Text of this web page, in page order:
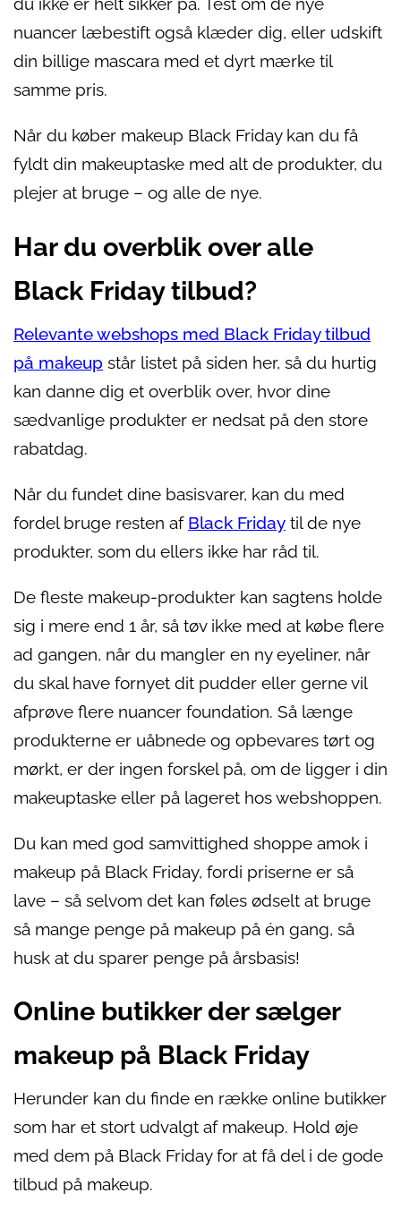
du ikke er helt sikker på. Test om de nye
nuancer læbestift også klæder dig, eller udskift
din billige mascara med et dyrt mærke til
samme pris.
Når du køber makeup Black Friday kan du få
fyldt din makeuptaske med alt de produkter, du
plejer at bruge – og alle de nye.
Har du overblik over alle
Black Friday tilbud?
Relevante webshops med Black Friday tilbud
på makeup står listet på siden her, så du hurtig
kan danne dig et overblik over, hvor dine
sædvanlige produkter er nedsat på den store
rabatdag.
Når du fundet dine basisvarer, kan du med
fordel bruge resten af Black Friday til de nye
produkter, som du ellers ikke har råd til.
De fleste makeup-produkter kan sagtens holde
sig i mere end 1 år, så tøv ikke med at købe flere
ad gangen, når du mangler en ny eyeliner, når
du skal have fornyet dit pudder eller gerne vil
afprøve flere nuancer foundation. Så længe
produkterne er uåbnede og opbevares tørt og
mørkt, er der ingen forskel på, om de ligger i din
makeuptaske eller på lageret hos webshoppen.
Du kan med god samvittighed shoppe amok i
makeup på Black Friday, fordi priserne er så
lave – så selvom det kan føles ødselt at bruge
så mange penge på makeup på én gang, så
husk at du sparer penge på årsbasis!
Online butikker der sælger
makeup på Black Friday
Herunder kan du finde en række online butikker
som har et stort udvalgt af makeup. Hold øje
med dem på Black Friday for at få del i de gode
tilbud på makeup.